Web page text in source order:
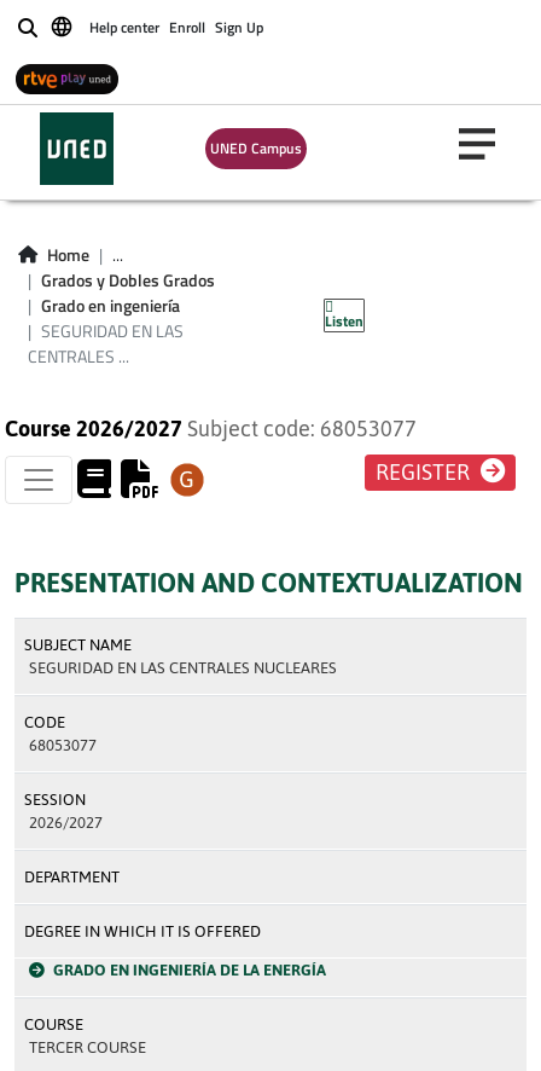
BuscarHelp center Enroll Sign Up
UNED Campus
Home
...
Grados y Dobles Grados
Grado en ingeniería
SEGURIDAD EN LAS
CENTRALES ...
Listen
SEGURIDAD EN LAS
CENTRALES
NUCLEARES
Course 2026/2027 Subject code: 68053077
REGISTER
PRESENTATION AND CONTEXTUALIZATION
SUBJECT NAME
SEGURIDAD EN LAS CENTRALES NUCLEARES
CODE
68053077
SESSION
2026/2027
DEPARTMENT
DEGREE IN WHICH IT IS OFFERED
GRADO EN INGENIERÍA DE LA ENERGÍA
COURSE
TERCER COURSE